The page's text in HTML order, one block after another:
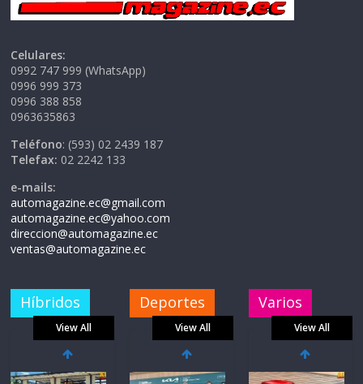
Celulares:
0992 747 999 (WhatsApp)
0996 999 373
0996 388 858
0963635863
Teléfono: (593) 02 2439 187
Telefax: 02 2242 133
e-mails:
automagazine.ec@gmail.com
automagazine.ec@yahoo.com
direccion@automagazine.ec
ventas@automagazine.ec
Híbridos
View All
Deportes
View All
La FEDAK
Varios
View All